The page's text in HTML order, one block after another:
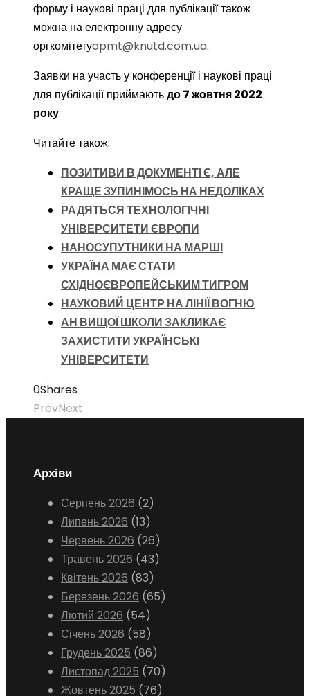
форму і наукові праці для публікації також
можна на електронну адресу
оргкомітетуapmt@knutd.com.ua.
Заявки на участь у конференції і наукові праці
для публікації приймаютьдо 7 жовтня 2022
року.
Читайте також:
ПОЗИТИВИ В ДОКУМЕНТІ Є, АЛЕ
КРАЩЕ ЗУПИНІМОСЬ НА НЕДОЛІКАХ
РАДЯТЬСЯ ТЕХНОЛОГІЧНІ
УНІВЕРСИТЕТИ ЄВРОПИ
НАНОСУПУТНИКИ НА МАРШІ
УКРАЇНА МАЄ СТАТИ
СХІДНОЄВРОПЕЙСЬКИМ ТИГРОМ
НАУКОВИЙ ЦЕНТР НА ЛІНІЇ ВОГНЮ
АН ВИЩОЇ ШКОЛИ ЗАКЛИКАЄ
ЗАХИСТИТИ УКРАЇНСЬКІ
УНІВЕРСИТЕТИ
0Shares
PrevNext
Архіви
Серпень 2026 (2)
Липень 2026 (13)
Червень 2026 (26)
Травень 2026 (43)
Квітень 2026 (83)
Березень 2026 (65)
Лютий 2026 (54)
Січень 2026 (58)
Грудень 2025 (86)
Листопад 2025 (70)
Жовтень 2025 (76)